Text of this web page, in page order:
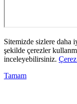
Sitemizde sizlere
şekilde çerezler
inceleyebilirsiniz.
Tamam